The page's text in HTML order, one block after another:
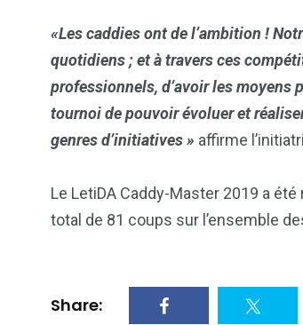
«Les caddies ont de l’ambition !
quotidiens ; et à travers ces
professionnels, d’avoir les moyens
tournoi de pouvoir évoluer et
genres d’initiatives » affirme
Le LetiDA Caddy-Master 2019 a
total de 81 coups sur l’ensemble
Share:
& astuces
1824
Une
1
wedding